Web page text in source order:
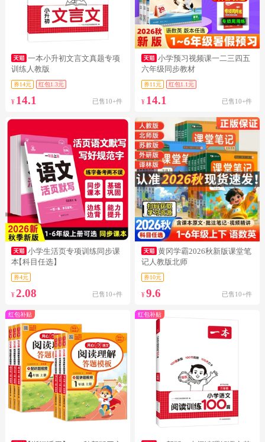
一本小升初文言文真题专项
训练人教版
券14元 红包1.3元
¥ 14.1 已售10+件
小学预习视频课一二三四五
六年级同步教材
券11元 红包1.1元
¥ 14.1 已售10+件
小学生活页专项训练同步课
本【科目任选】
券4元
¥ 2.08 已售10+件
黄冈学霸2026秋新版课堂笔
记人教版北师
券10元
¥9.6 已售10+件
红包补贴 红包补贴